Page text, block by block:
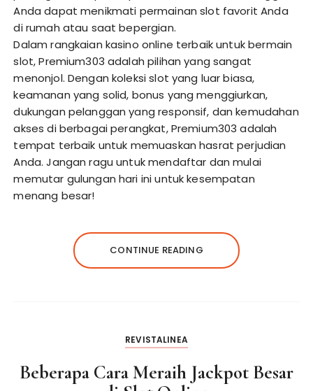
Anda dapat menikmati permainan slot favorit Anda
di rumah atau saat bepergian.
Dalam rangkaian kasino online terbaik untuk bermain
slot, Premium303 adalah pilihan yang sangat
menonjol. Dengan koleksi slot yang luar biasa,
keamanan yang solid, bonus yang menggiurkan,
dukungan pelanggan yang responsif, dan kemudahan
akses di berbagai perangkat, Premium303 adalah
tempat terbaik untuk memuaskan hasrat perjudian
Anda. Jangan ragu untuk mendaftar dan mulai
memutar gulungan hari ini untuk kesempatan
menang besar!
CONTINUE READING
REVISTALINEA
Beberapa Cara Meraih Jackpot Besar